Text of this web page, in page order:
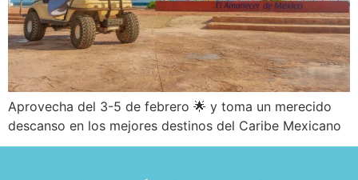
Aprovecha del 3-5 de febrero 🌟 y toma un merecido
descanso en los mejores destinos del Caribe Mexicano